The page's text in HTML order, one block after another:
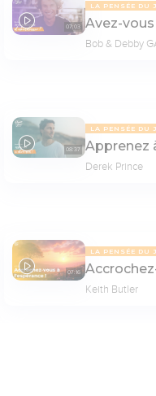
07:03
LA PENSÉE DU
Avez-vous
Bob & Debby
08:37
LA PENSÉE DU
Apprenez
Derek Prince
07:16
LA PENSÉE DU
Keith Butler